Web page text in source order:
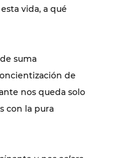
vida, a qué
suma
de
nos queda solo
con la pura